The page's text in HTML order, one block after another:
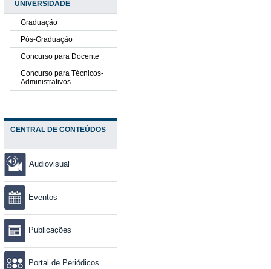
UNIVERSIDADE
Graduação
Pós-Graduação
Concurso para Docente
Concurso para Técnicos-
Administrativos
CENTRAL DE CONTEÚDOS
Audiovisual
Eventos
Publicações
Portal de Periódicos